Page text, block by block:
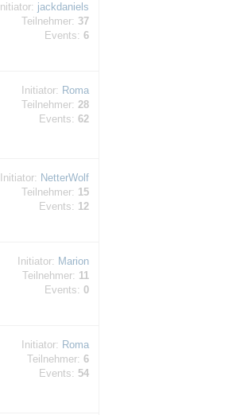
Initiator: jackdaniels
Teilnehmer: 37
Events: 6
Initiator: Roma
Teilnehmer: 28
Events: 62
Initiator: NetterWolf
Teilnehmer: 15
Events: 12
Initiator: Marion
Teilnehmer: 11
Events: 0
Initiator: Roma
Teilnehmer: 6
Events: 54